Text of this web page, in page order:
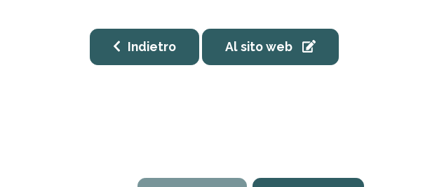
Indietro Al sito web